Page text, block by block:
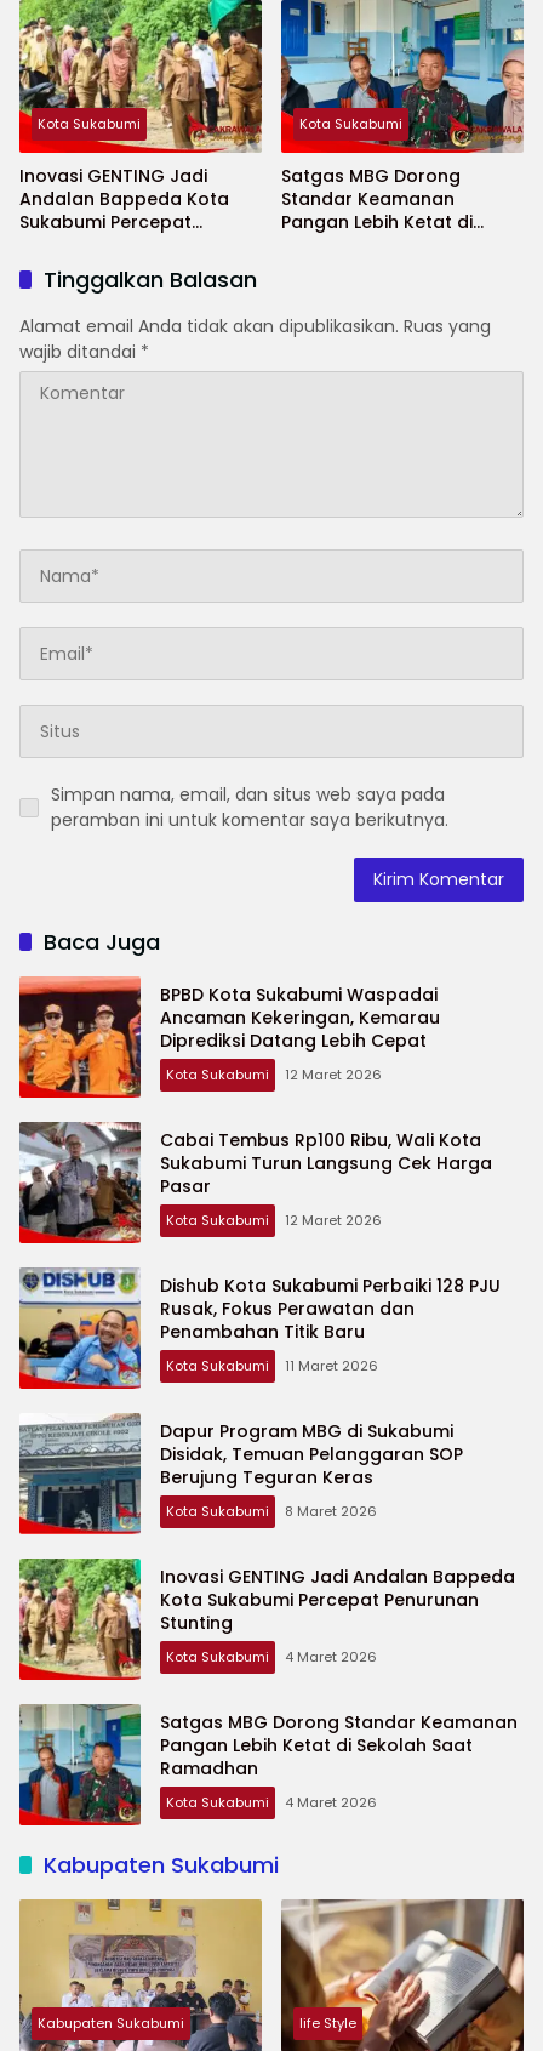
Kota Sukabumi
Inovasi GENTING Jadi
Andalan Bappeda Kota
Sukabumi Percepat
Kota Sukabumi
Satgas MBG Dorong
Standar Keamanan
Pangan Lebih Ketat di
Tinggalkan Balasan
Alamat email Anda tidak akan dipublikasikan. Ruas yang
wajib ditandai *
Simpan nama, email, dan situs web saya pada
peramban ini untuk komentar saya berikutnya.
Baca Juga
BPBD Kota Sukabumi Waspadai
Ancaman Kekeringan, Kemarau
Diprediksi Datang Lebih Cepat
Kota Sukabumi 12 Maret 2026
Cabai Tembus Rp100 Ribu, Wali Kota
Sukabumi Turun Langsung Cek Harga
Pasar
Kota Sukabumi 12 Maret 2026
Dishub Kota Sukabumi Perbaiki 128 PJU
Rusak, Fokus Perawatan dan
Penambahan Titik Baru
Kota Sukabumi 11 Maret 2026
Dapur Program MBG di Sukabumi
Disidak, Temuan Pelanggaran SOP
Berujung Teguran Keras
Kota Sukabumi 8 Maret 2026
Inovasi GENTING Jadi Andalan Bappeda
Kota Sukabumi Percepat Penurunan
Stunting
Kota Sukabumi 4 Maret 2026
Satgas MBG Dorong Standar Keamanan
Pangan Lebih Ketat di Sekolah Saat
Ramadhan
Kota Sukabumi 4 Maret 2026
Kabupaten Sukabumi
Kabupaten Sukabumi life Style